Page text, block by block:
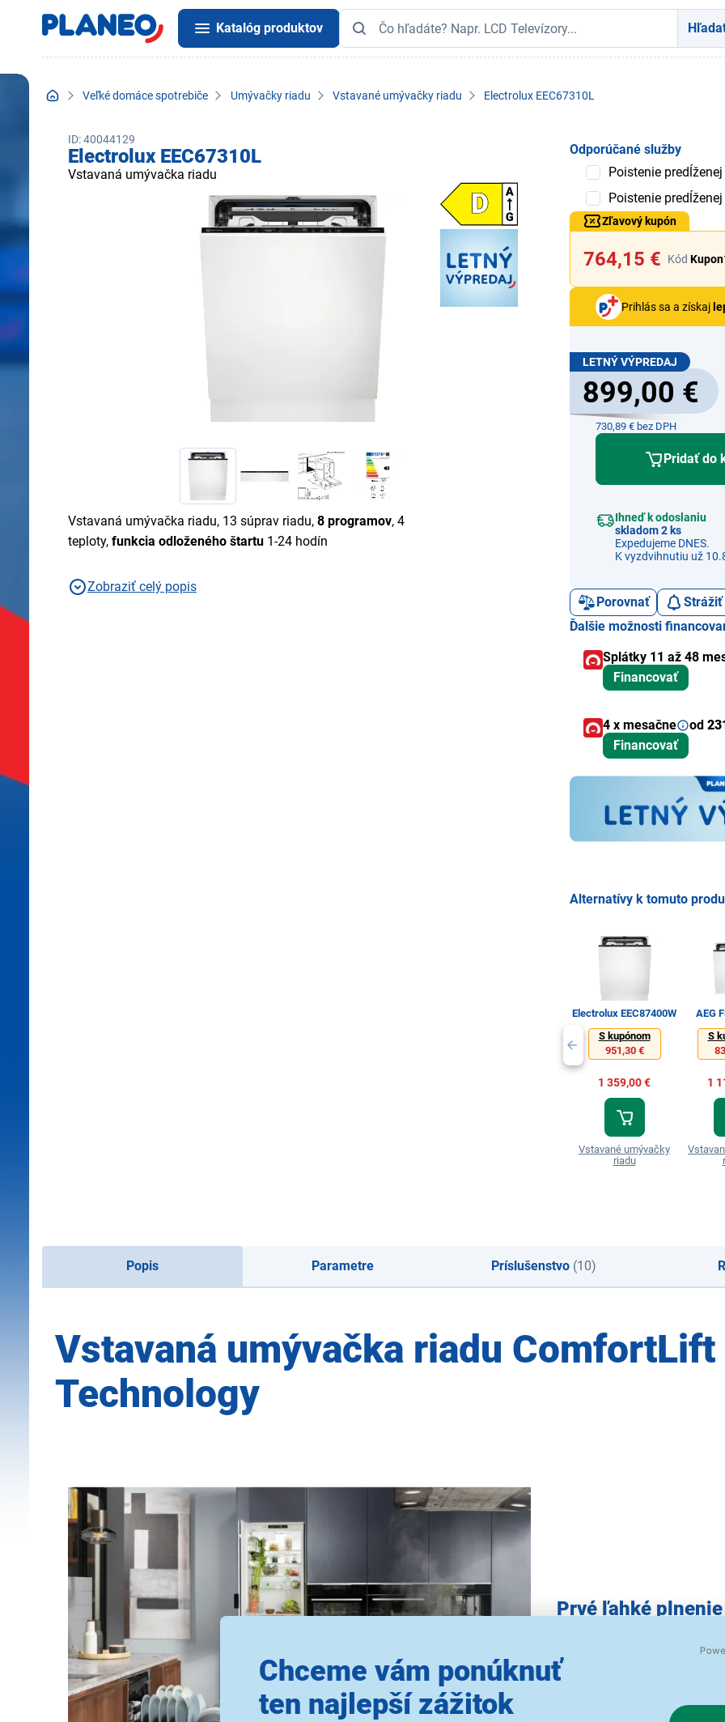
Chceme vám ponúknuť
ten najlepší zážitok
Katalóg produktov
Veľké domáce spotrebiče Umývačky riadu Vstavané umývačky riadu Electrolux EEC67310L
ID: 40044129
Electrolux EEC67310L
Vstavaná umývačka riadu
Vstavaná umývačka riadu, 13 súprav riadu, 8 programov, 4
teploty, funkcia odloženého štartu 1-24 hodín
Zobraziť celý popis
Odporúčané služby
Poistenie
Poistenie
Zľavový kupón
764,15 € Kód
Prihlás sa a získaj
LETNÝ VÝPREDAJ
899,00 €
730,89 € bez DPH
Pridať do
Ihneď k odoslaniu
skladom 2 ks
Expedujeme DNES.
K vyzdvihnutiu už
Porovnať
Strážiť
Ďalšie možnosti
Splátky 11 až 48
Financovať
4 x mesačne od
Financovať
Alternatívy k tomuto
Electrolux EEC87400W
S kupónom
951,30 €
1 359,00 €
Vstavané umývačky
riadu
AEG
S
1
Popis Parametre Príslušenstvo(10)
Vstavaná umývačka riadu
Technology
Prvé ľahké
Umývačka riadu 900
vyberanie riadu. Naša
stlačením držadla do úrovne